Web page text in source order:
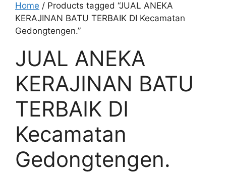
Home / Products tagged “JUAL ANEKA
KERAJINAN BATU TERBAIK DI Kecamatan
Gedongtengen.”
JUAL ANEKA
KERAJINAN BATU
TERBAIK DI
Kecamatan
Gedongtengen.